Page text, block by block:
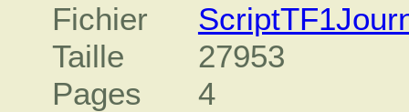
Fichier
Taille
27953
Pages
4